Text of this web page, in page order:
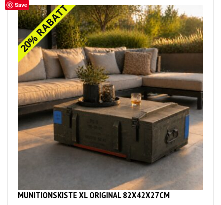
Save
20% RABATT
20% RABATT
MUNITIONSKISTE XL ORIGINAL 82X42X27CM